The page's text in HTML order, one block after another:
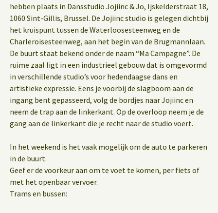
hebben plaats in Dansstudio Jojiinc & Jo, Ijskelderstraat 18,
1060 Sint-Gillis, Brussel. De Jojiinc studio is gelegen dichtbij
het kruispunt tussen de Waterloosesteenweg en de
Charleroisesteenweg, aan het begin van de Brugmannlaan.
De buurt staat bekend onder de naam “Ma Campagne”. De
ruime zaal ligt in een industrieel gebouw dat is omgevormd
in verschillende studio’s voor hedendaagse dans en
artistieke expressie. Eens je voorbij de slagboom aan de
ingang bent gepasseerd, volg de bordjes naar Jojiinc en
neem de trap aan de linkerkant. Op de overloop neem je de
gang aan de linkerkant die je recht naar de studio voert.
In het weekend is het vaak mogelijk om de auto te parkeren
in de buurt.
Geef er de voorkeur aan om te voet te komen, per fiets of
met het openbaar vervoer.
Trams en bussen: